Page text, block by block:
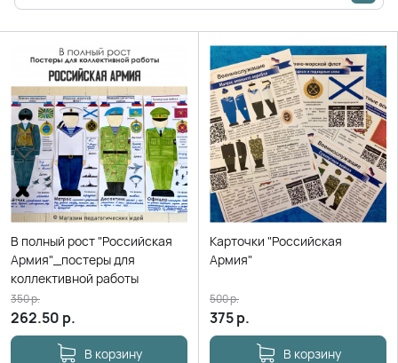
В полный рост "Российская
Армия"_постеры для
коллективной работы
262.50 р.
350р.
В корзину
Карточки "Российская
Армия"
375р.
500р.
В корзину